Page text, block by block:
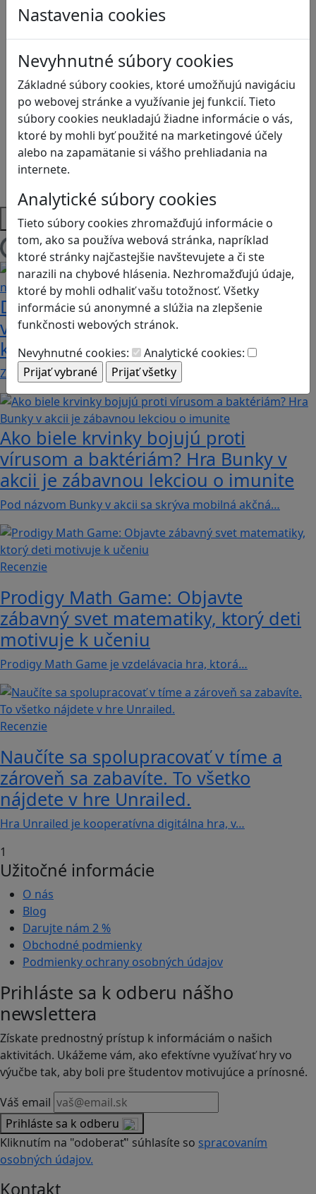
Nastavenia cookies
Nevyhnutné súbory cookies
Základné súbory cookies, ktoré umožňujú navigáciu
po webovej stránke a využívanie jej funkcií. Tieto
súbory cookies neukladajú žiadne informácie o vás,
ktoré by mohli byť použité na marketingové účely
alebo na zapamätanie si vášho prehliadania na
internete.
Analytické súbory cookies
Tieto súbory cookies zhromažďujú informácie o
tom, ako sa používa webová stránka, napríklad
ktoré stránky najčastejšie navštevujete a či ste
narazili na chybové hlásenia. Nezhromažďujú údaje,
ktoré by mohli odhaliť vašu totožnosť. Všetky
informácie sú anonymné a slúžia na zlepšenie
funkčnosti webových stránok.
Nevyhnutné cookies:
Analytické cookies:
Globálne vzdelávanie
Kritické myslenie
Kyberšikana
Logické myslenie
Ľudské práva a tolerancia
Motorika a koncentrácia
Programovanie/Technika
Sociálne zručnosti a kooperácia
Strategické myslenie
Platformy
Načítam blogy
Dobrodružstvá Mimi a Lízy vo
videohre? Dvojica neoddeliteľných
kamarátok už aj ako herné postavy
Značku Mimi a Líza by sme mohli označiť priam za…
Ako biele krvinky bojujú proti
vírusom a baktériám? Hra Bunky v
akcii je zábavnou lekciou o imunite
Pod názvom Bunky v akcii sa skrýva mobilná akčná…
Recenzie
Prodigy Math Game: Objavte
zábavný svet matematiky, ktorý deti
motivuje k učeniu
Prodigy Math Game je vzdelávacia hra, ktorá…
Recenzie
Naučíte sa spolupracovať v tíme a
zároveň sa zabavíte. To všetko
nájdete v hre Unrailed.
Hra Unrailed je kooperatívna digitálna hra, v…
1
Užitočné informácie
O nás
Blog
Darujte nám 2 %
Obchodné podmienky
Podmienky ochrany osobných údajov
Prihláste sa k odberu nášho
newslettera
Získate prednostný prístup k informáciám o našich
aktivitách. Ukážeme vám, ako efektívne využívať hry vo
výučbe tak, aby boli pre študentov motivujúce a prínosné.
Váš email
Prihláste sa k odberu
Kliknutím na "odoberať" súhlasíte so spracovaním
osobných údajov.
Kontakt